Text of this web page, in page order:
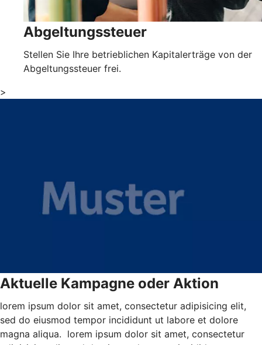
Abgeltungssteuer
Stellen Sie Ihre betrieblichen Kapitalerträge von der
Abgeltungssteuer frei.
>
Aktuelle Kampagne oder Aktion
lorem ipsum dolor sit amet, consectetur adipisicing elit,
sed do eiusmod tempor incididunt ut labore et dolore
magna aliqua. lorem ipsum dolor sit amet, consectetur